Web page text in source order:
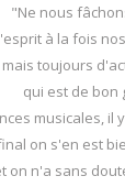
"Ne nous
à la fois
toujours
qui est de bon
musicales, il
on s'en est
on n'a sans